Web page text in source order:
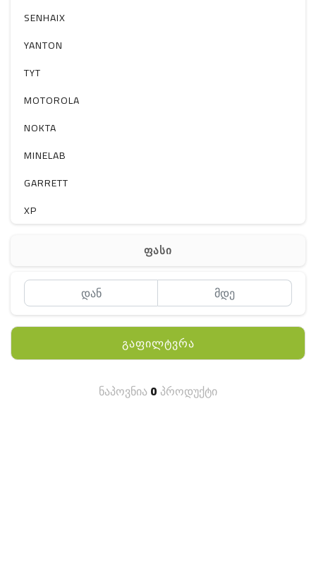
სხვა
SENHAIX
YANTON
TYT
MOTOROLA
NOKTA
MINELAB
GARRETT
XP
QYT
ფასი
გაფილტვრა
ნაპოვნია0 პროდუქტი